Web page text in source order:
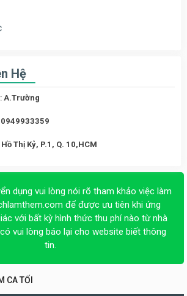
Hệ
A.Trường
0949933359
Thị Kỷ, P.1, Q. 10,HCM
dụng vui lòng nói rõ tham khảo việc làm
để được ưu tiên khi ứng
với bất kỳ hình thức thu phí nào từ nhà
vui lòng báo lại cho website biết thông
tin.
CA TỐI